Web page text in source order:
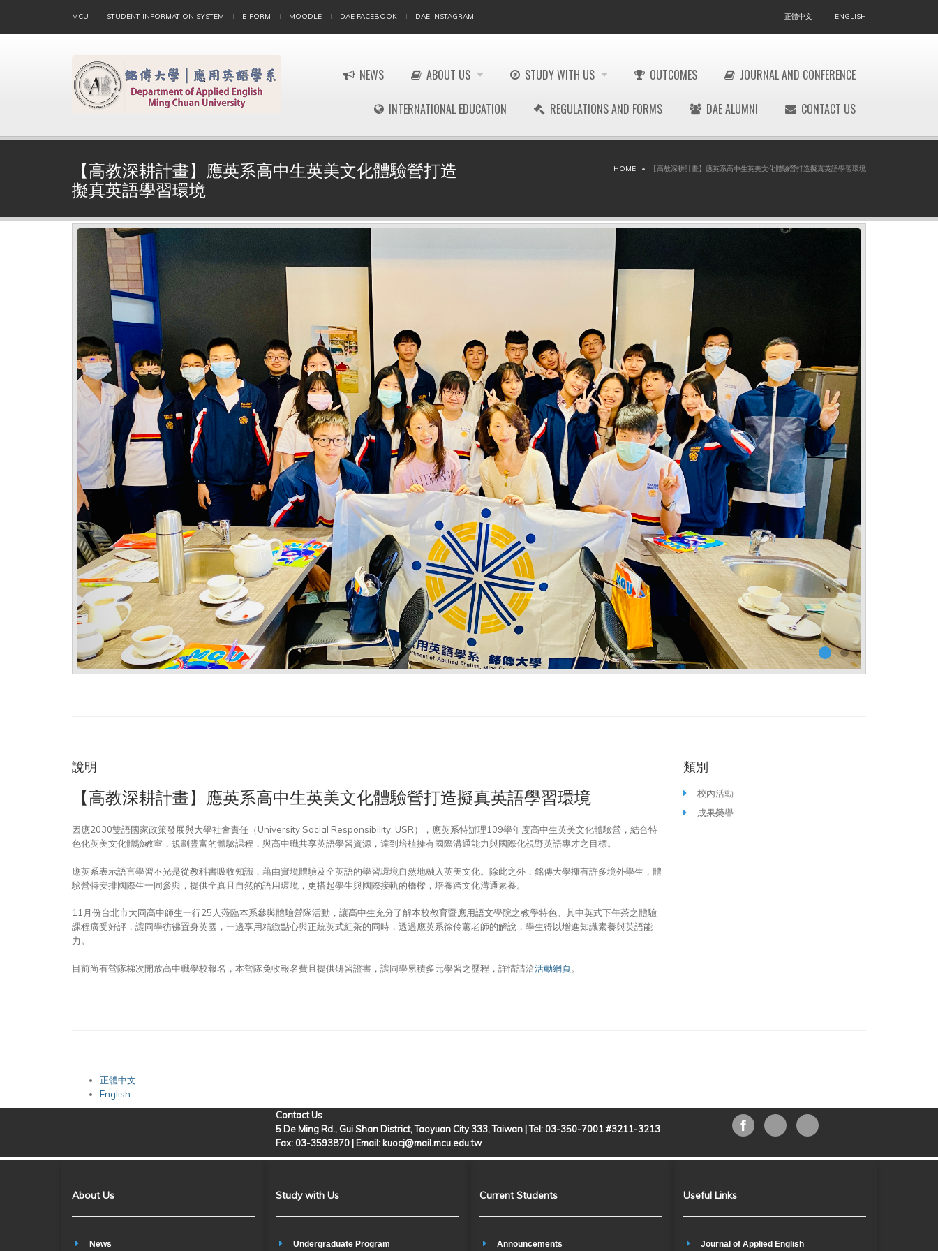
MCU STUDENT INFORMATION SYSTEM E-FORM MOODLE DAE FACEBOOK DAE INSTAGRAM 正體中文 ENGLISH
NEWS ABOUT US STUDY WITH US OUTCOMES JOURNAL AND CONFERENCE
INTERNATIONAL EDUCATION REGULATIONS AND FORMS DAE ALUMNI CONTACT US
【高教深耕計畫】應英系高中生英美文化體驗營打造
擬真英語學習環境
HOME 【高教深耕計畫】應英系高中生英美文化體驗營打造擬真英語學習環境
說明
【高教深耕計畫】應英系高中生英美文化體驗營打造擬真英語學習環境
因應2030雙語國家政策發展與大學社會責任（University Social Responsibility, USR），應英系特辦理109學年度高中生英美文化體驗營，結合特
色化英美文化體驗教室，規劃豐富的體驗課程，與高中職共享英語學習資源，達到培植擁有國際溝通能力與國際化視野英語專才之目標。
應英系表示語言學習不光是從教科書吸收知識，藉由實境體驗及全英語的學習環境自然地融入英美文化。除此之外，銘傳大學擁有許多境外學生，體
驗營特安排國際生一同參與，提供全真且自然的語用環境，更搭起學生與國際接軌的橋樑，培養跨文化溝通素養。
11月份台北市大同高中師生一行25人蒞臨本系參與體驗營隊活動，讓高中生充分了解本校教育暨應用語文學院之教學特色。其中英式下午茶之體驗
課程廣受好評，讓同學彷彿置身英國，一邊享用精緻點心與正統英式紅茶的同時，透過應英系徐伶蕙老師的解說，學生得以增進知識素養與英語能
力。
目前尚有營隊梯次開放高中職學校報名，本營隊免收報名費且提供研習證書，讓同學累積多元學習之歷程，詳情請洽活動網頁。
類別
校內活動
成果榮譽
正體中文
English
Contact Us
5 De Ming Rd., Gui Shan District, Taoyuan City 333, Taiwan | Tel: 03-350-7001 #3211-3213
Fax: 03-3593870 | Email: kuocj@mail.mcu.edu.tw
About Us
News
Study with Us
Undergraduate Program
Current Students
Announcements
Useful Links
Journal of Applied English